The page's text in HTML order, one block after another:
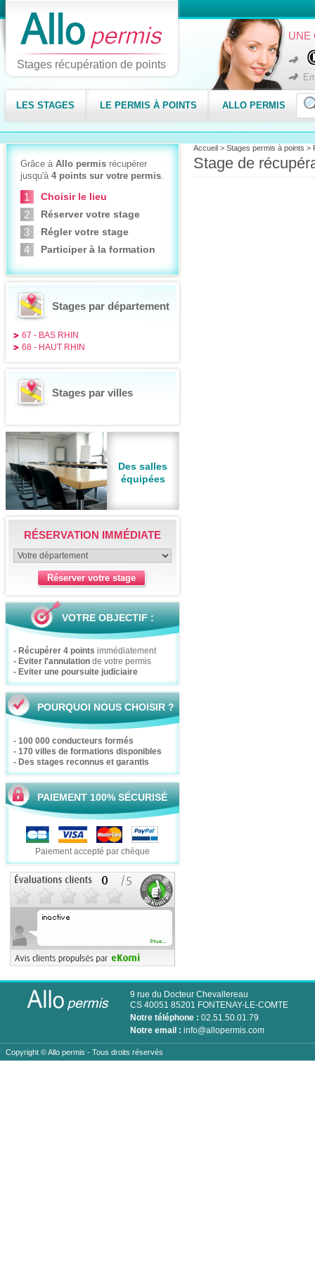
Stages récupération de points
UNE
LES STAGES LE PERMIS À POINTS ALLO PERMIS
Accueil> Stages permis à points >
Stage de
Grâce à Allo permisrécupérer
jusqu'à 4 points sur votre permis.
Choisir le lieu
Réserver votre stage
Régler votre stage
Participer à la formation
Stages par département
67 - BAS RHIN
68 - HAUT RHIN
Stages par villes
Des salles
équipées
RÉSERVATION IMMÉDIATE
VOTRE OBJECTIF :
- Récupérer 4 points immédiatement
- Eviter l'annulationde votre permis
- Eviter une poursuite judiciaire
POURQUOI NOUS CHOISIR ?
- 100 000 conducteurs formés
- 170 villes de formations disponibles
- Des stages reconnus et garantis
PAIEMENT 100% SÉCURISÉ
Paiement accepté par chèque
9 rue du Docteur Chevallereau
CS 40051 85201 FONTENAY-LE-COMTE
Notre téléphone : 02.51.50.01.79
Notre email : info@allopermis.com
Copyright ©Allo permis - Tous droits réservés